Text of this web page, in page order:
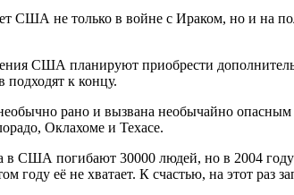
США не только в войне с Ираком, но и на
США планируют приобрести
подходят к концу.
необычно рано и вызвана необычайно
Оклахоме и Техасе.
США погибают 30000 людей, но в 2004
году её не хватает. К счастью, на этот раз